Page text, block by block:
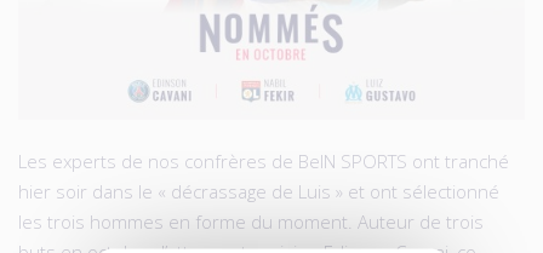
Les experts de nos confrères de BeIN SPORTS ont tranché
hier soir dans le « décrassage de Luis » et ont sélectionné
les trois hommes en forme du moment. Auteur de trois